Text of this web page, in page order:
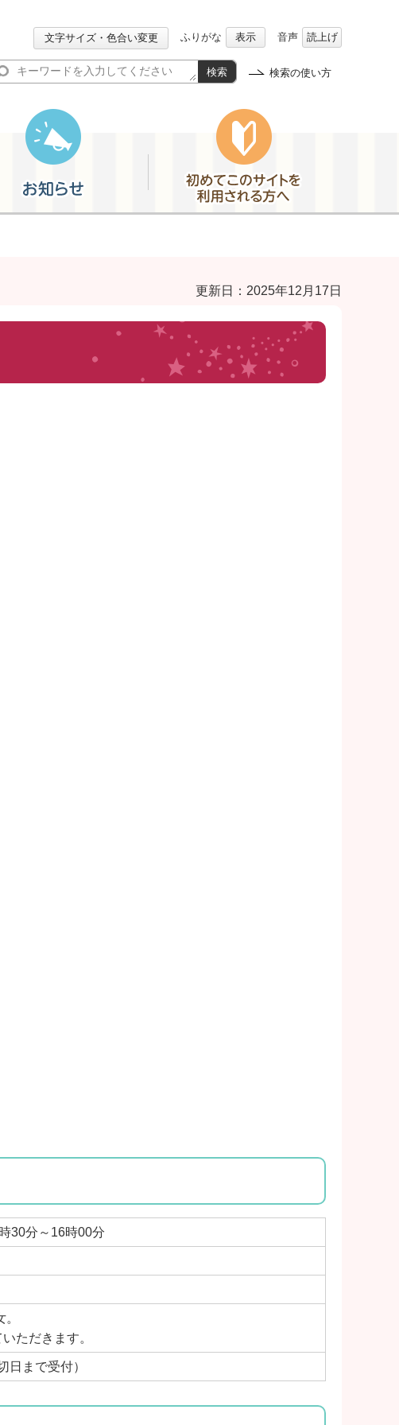
文字サイズ・色合い変更 ふりがな 表示 音声 読上げ
検索 検索の使い方
初めてこのサイトを利用される方へ
更新日：2025年12月17日
30分～16時00分
ただきます。
日まで受付）